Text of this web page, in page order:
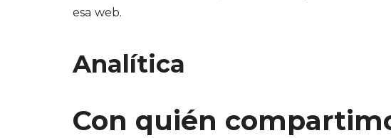
esa web.
Analítica
Con quién